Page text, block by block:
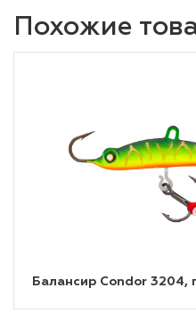
Похожие
Балансир Condor 3204,